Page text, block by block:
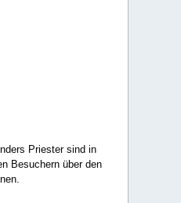
Priester sind in
Besuchern über den